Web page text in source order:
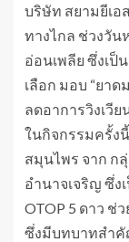
บริษัท สยามยีเอ
ทางไกล ช่วงวัน
อ่อนเพลีย ซึ่งเป็
เลือก มอบ “ยา
ลดอาการวิงเวี
ในกิจกรรมครั้ง
สมุนไพร จาก ก
อำนาจเจริญ ซึ่
OTOP 5 ดาว ช่
ซึ่งมีบทบาทสำคั